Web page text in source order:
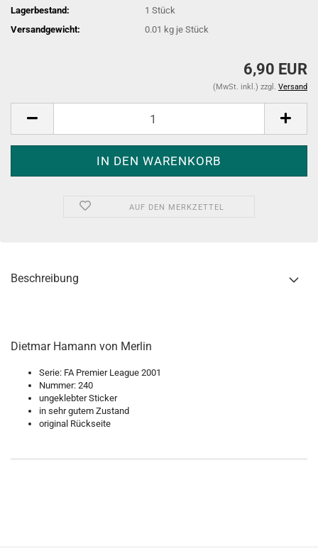
Lagerbestand:
1Stück
Versandgewicht:
0.01 kg je Stück
6,90 EUR
(MwSt. inkl.) zzgl. Versand
AUF DEN MERKZETTEL
Beschreibung
Dietmar Hamann von Merlin
Serie: FA Premier League 2001
Nummer: 240
ungeklebter Sticker
in sehr gutem Zustand
original Rückseite